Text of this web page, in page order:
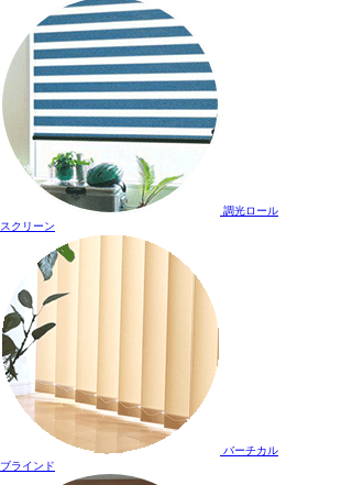
調光ロール
スクリーン
バーチカル
ブラインド